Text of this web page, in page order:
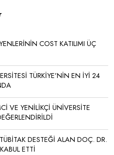
COST KATILIMI ÜÇ
TÜRKİYE’NİN EN İYİ 24
VE YENİLİKÇİ ÜNİVERSİTE
DESTEĞİ ALAN DOÇ. DR.
ETTİ